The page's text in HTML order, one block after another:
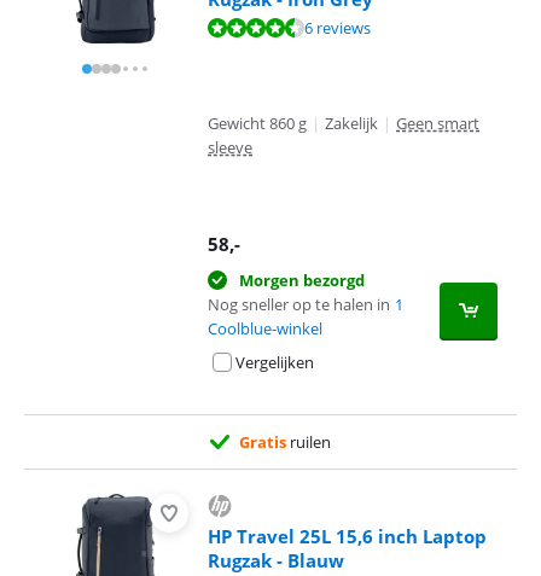
Beoordeling is 9,1 van de 10, gebaseerd op 6 reviews.
6 reviews
Gewicht 860 g | Zakelijk | Geen smart
sleeve
58,-
Morgen bezorgd
Nog sneller op te halen in 1
Coolblue-winkel
Vergelijken
Gratis ruilen
HP Travel 25L 15,6 inch Laptop
Rugzak - Blauw